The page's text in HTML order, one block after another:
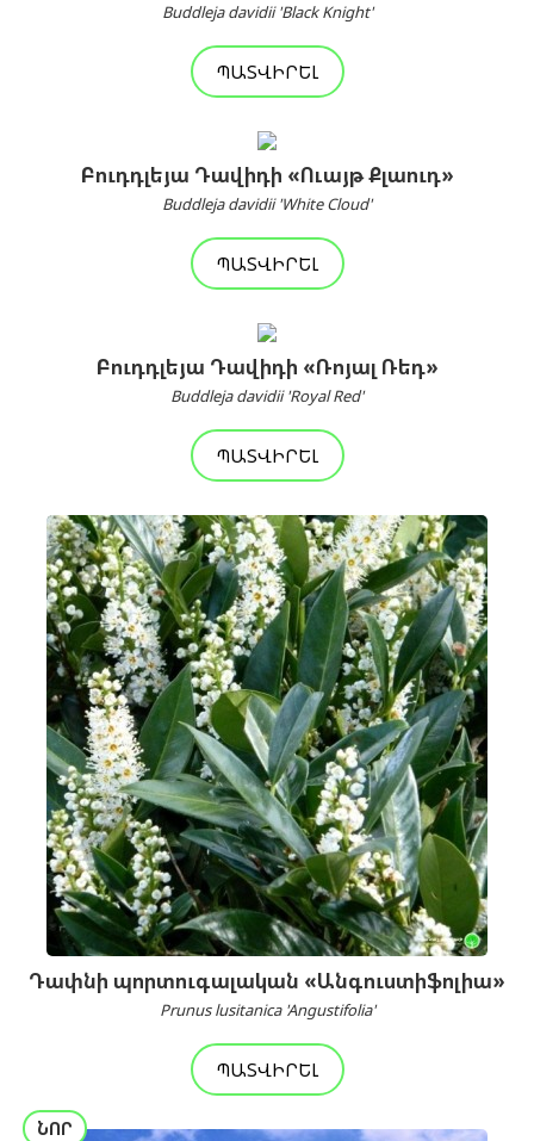
Buddleja davidii 'Black Knight'
ՊԱՏՎԻՐԵԼ
Բուդդլեյա Դավիդի «Ուայթ Քլաուդ»
Buddleja davidii 'White Cloud'
ՊԱՏՎԻՐԵԼ
Բուդդլեյա Դավիդի «Ռոյալ Ռեդ»
Buddleja davidii 'Royal Red'
ՊԱՏՎԻՐԵԼ
Դափնի պորտուգալական «Անգուստիֆոլիա»
Prunus lusitanica 'Angustifolia'
ՊԱՏՎԻՐԵԼ
ՆՈՐ